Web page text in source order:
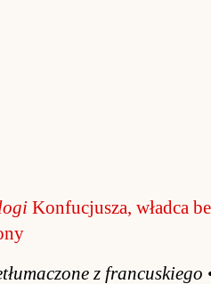
Konfucjusza, władca
z fran­cu­skiego